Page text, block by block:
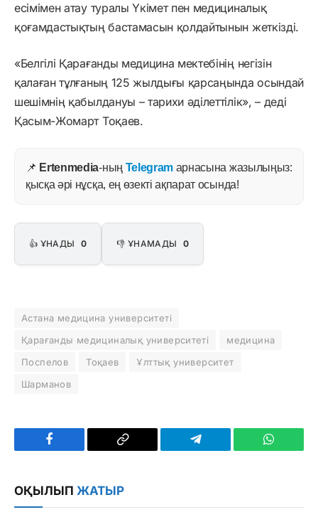
есімімен атау туралы Үкімет пен медициналық
қоғамдастықтың бастамасын қолдайтынын жеткізді.
«Белгілі Қарағанды медицина мектебінің негізін
қалаған тұлғаның 125 жылдығы қарсаңында осындай
шешімнің қабылдануы – тарихи әділеттілік», – деді
Қасым-Жомарт Тоқаев.
📌 Ertenmedia-ның Telegram арнасына жазылыңыз:
қысқа әрі нұсқа, ең өзекті ақпарат осында!
👍 ҰНАДЫ 0 👎 ҰНАМАДЫ 0
Астана медицина университеті
Қарағанды медициналық университеті
медицина
Поспелов
Тоқаев
Ұлттық университет
Шарманов
Facebook
Copy
Telegram
ОҚЫЛЫП ЖАТЫР